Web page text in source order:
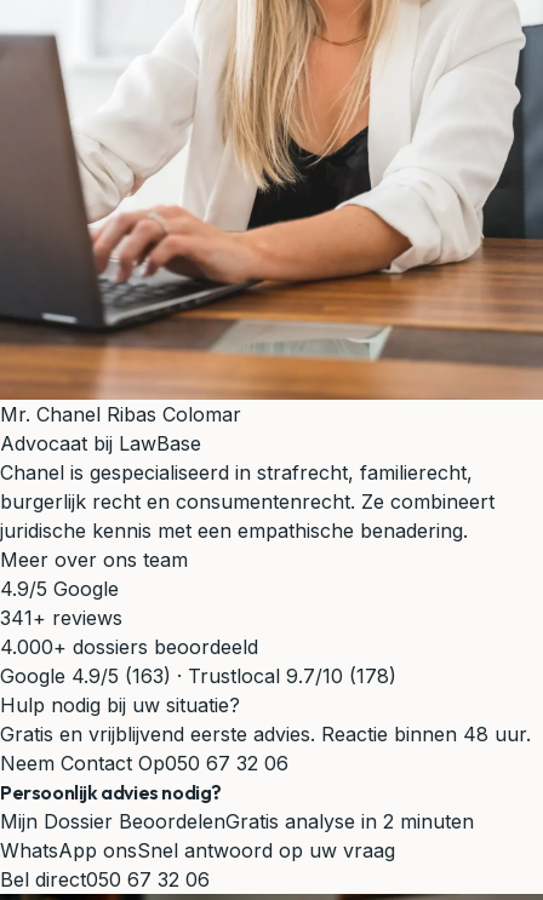
Mr. Chanel Ribas Colomar
Advocaat bij LawBase
Chanel is gespecialiseerd in strafrecht, familierecht,
burgerlijk recht en consumentenrecht. Ze combineert
juridische kennis met een empathische benadering.
Meer over ons team
4.9/5 Google
341+ reviews
4.000+ dossiers beoordeeld
Google 4.9/5 (163) · Trustlocal 9.7/10 (178)
Hulp nodig bij uw situatie?
Gratis en vrijblijvend eerste advies. Reactie binnen 48 uur.
Neem Contact Op050 67 32 06
Persoonlijk advies nodig?
Mijn Dossier BeoordelenGratis analyse in 2 minuten
WhatsApp onsSnel antwoord op uw vraag
Bel direct050 67 32 06